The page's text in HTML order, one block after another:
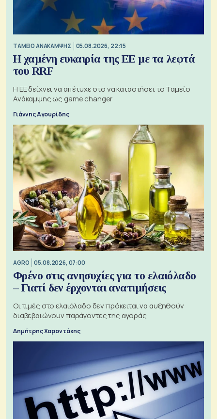
ΤΑΜΕΙΟ ΑΝΑΚΑΜΨΗΣ 05.08.2026, 22:15
Η χαμένη ευκαιρία της ΕΕ με τα λεφτά
του RRF
Η ΕΕ δείχνει να απέτυχε στο να καταστήσει το Ταμείο
Ανάκαμψης ως game changer
Γιάννης Αγουρίδης
AGRO 05.08.2026, 07:00
Φρένο στις ανησυχίες για το ελαιόλαδο
– Γιατί δεν έρχονται ανατιμήσεις
Οι τιμές στο ελαιόλαδο δεν πρόκειται να αυξηθούν
διαβεβαιώνουν παράγοντες της αγοράς
Δημήτρης Χαροντάκης